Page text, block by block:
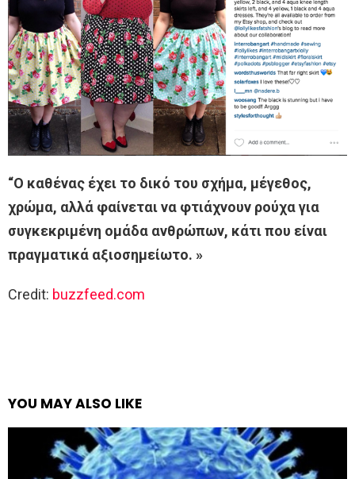
“Ο καθένας έχει το δικό του σχήμα, μέγεθος,
χρώμα, αλλά φαίνεται να φτιάχνουν ρούχα για
συγκεκριμένη ομάδα ανθρώπων, κάτι που είναι
πραγματικά αξιοσημείωτο. »
Credit: buzzfeed.com
YOU MAY ALSO LIKE